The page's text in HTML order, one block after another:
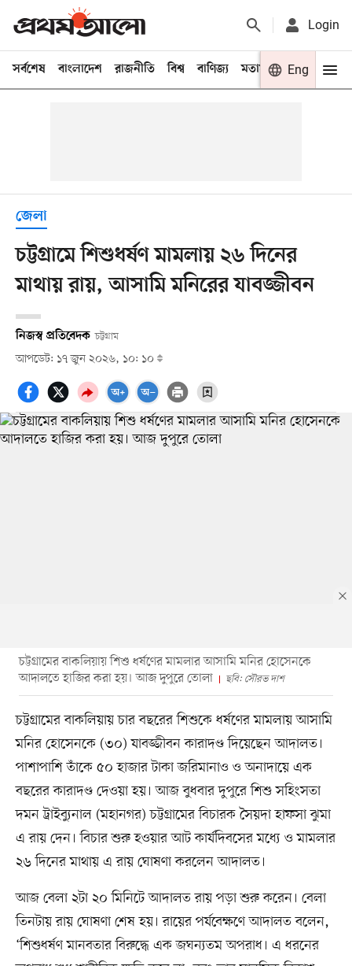
Login
সর্বশেষ বাংলাদেশ রাজনীতি বিশ্ব বাণিজ্য মতামত খেলা
Eng
জেলা
চট্টগ্রামে শিশুধর্ষণ মামলায় ২৬ দিনের
মাথায় রায়, আসামি মনিরের যাবজ্জীবন
নিজস্ব প্রতিবেদক চট্টগ্রাম
আপডেট: ১৭ জুন ২০২৬, ১০: ১০
চট্টগ্রামের বাকলিয়ায় শিশু ধর্ষণের মামলার আসামি মনির হোসেনকে
আদালতে হাজির করা হয়। আজ দুপুরে তোলা
ছবি: সৌরভ দাশ
চট্টগ্রামের বাকলিয়ায় চার বছরের শিশুকে ধর্ষণের মামলায় আসামি
মনির হোসেনকে (৩০) যাবজ্জীবন কারাদণ্ড দিয়েছেন আদালত।
পাশাপাশি তাঁকে ৫০ হাজার টাকা জরিমানাও ও অনাদায়ে এক
বছরের কারাদণ্ড দেওয়া হয়। আজ বুধবার দুপুরে শিশু সহিংসতা
দমন ট্রাইব্যুনাল (মহানগর) চট্টগ্রামের বিচারক সৈয়দা হাফসা ঝুমা
এ রায় দেন। বিচার শুরু হওয়ার আট কার্যদিবসের মধ্যে ও মামলার
২৬ দিনের মাথায় এ রায় ঘোষণা করলেন আদালত।
আজ বেলা ২টা ২০ মিনিটে আদালত রায় পড়া শুরু করেন। বেলা
তিনটায় রায় ঘোষণা শেষ হয়। রায়ের পর্যবেক্ষণে আদালত বলেন,
‘শিশুধর্ষণ মানবতার বিরুদ্ধে এক জঘন্যতম অপরাধ। এ ধরনের